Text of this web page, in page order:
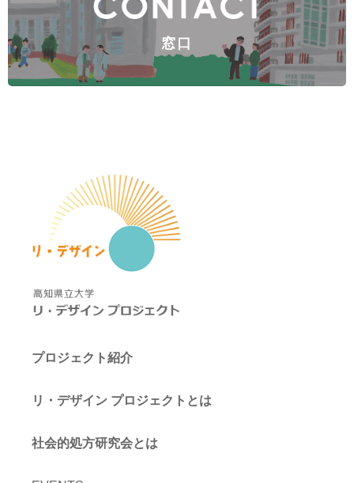
窓口
プロジェクト紹介
リ・デザイン プロジェクトとは
社会的処方研究会とは